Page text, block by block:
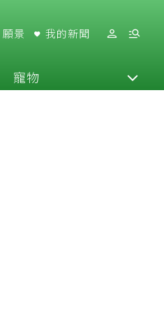
願景 我的新聞
寵物